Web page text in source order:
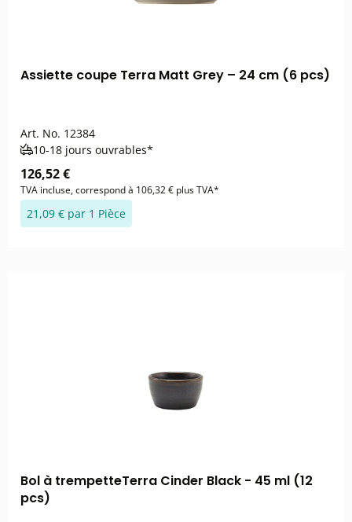
Assiette coupe Terra Matt Grey – 24 cm (6 pcs)
Art. No. 12384
10-18 jours ouvrables*
126,52 €
TVA incluse, correspond à 106,32 € plus TVA*
21,09 € par 1 Pièce
Bol à trempetteTerra Cinder Black - 45 ml (12
pcs)